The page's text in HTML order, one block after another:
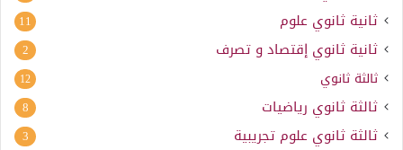
ثانية ثانوي علوم 11
ثانية ثانوي إقتصاد و تصرف 2
ثالثة ثانوي 12
ثالثة ثانوي رياضيات 8
ثالثة ثانوي علوم تجريبية 3